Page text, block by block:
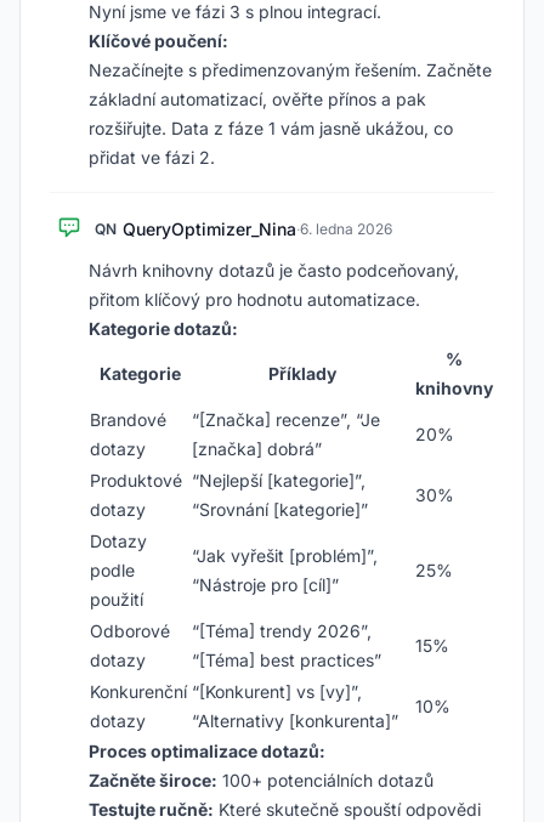
Nyní jsme ve fázi 3 s plnou integrací.
Klíčové poučení:
Nezačínejte s předimenzovaným řešením. Začněte
základní automatizací, ověřte přínos a pak
rozšiřujte. Data z fáze 1 vám jasně ukážou, co
přidat ve fázi 2.
QN QueryOptimizer_Nina·6. ledna 2026
Návrh knihovny dotazů je často podceňovaný,
přitom klíčový pro hodnotu automatizace.
Kategorie dotazů:
Kategorie Příklady
%
knihovny
Brandové
dotazy
“[Značka] recenze”, “Je
[značka] dobrá”
20%
Produktové
dotazy
“Nejlepší [kategorie]”,
“Srovnání [kategorie]”
30%
Dotazy
podle
použití
“Jak vyřešit [problém]”,
“Nástroje pro [cíl]”
25%
Odborové
dotazy
“[Téma] trendy 2026”,
“[Téma] best practices”
15%
Konkurenční
dotazy
“[Konkurent] vs [vy]”,
“Alternativy [konkurenta]”
10%
Proces optimalizace dotazů:
Začněte široce: 100+ potenciálních dotazů
Testujte ručně: Které skutečně spouští odpovědi